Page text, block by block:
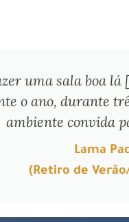
uma sala boa
o ano, durante
ambiente convida
Lama
(Retiro de